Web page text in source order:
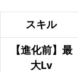
スキル
【進化前】最
大Lv